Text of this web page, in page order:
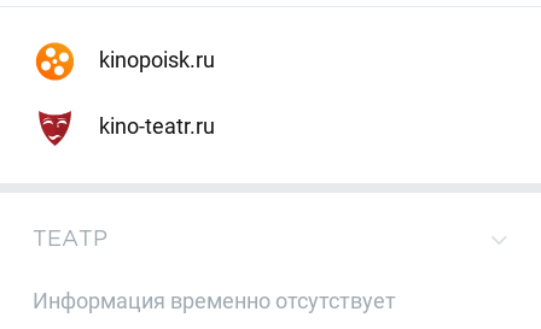
kinopoisk.ru
kino-teatr.ru
ТЕАТР
Информация временно отсутствует